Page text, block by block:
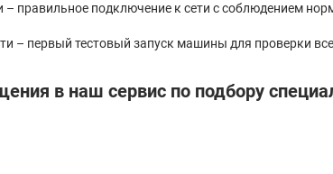
– правильное подключение к сети с соблюдением
– первый тестовый запуск машины для проверки
в наш сервис по подбору